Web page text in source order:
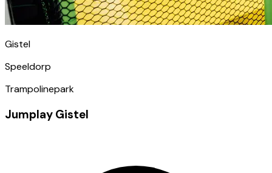
Gistel
Speeldorp
Trampolinepark
Jumplay Gistel